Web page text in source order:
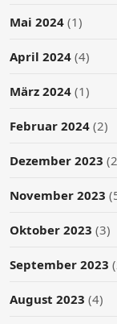
Mai 2024 (1)
April 2024 (4)
März 2024 (1)
Februar 2024 (2)
Dezember 2023
November 2023
Oktober 2023 (3)
September 2023
August 2023 (4)